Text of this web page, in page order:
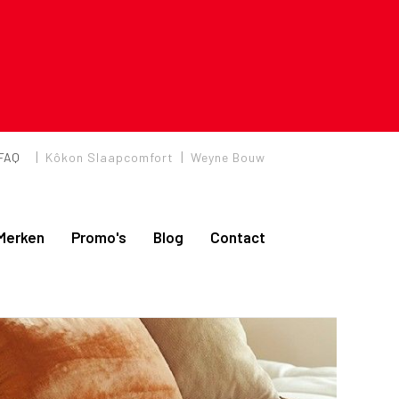
| Kôkon Slaapcomfort | Weyne Bouw
Promo's Blog Contact